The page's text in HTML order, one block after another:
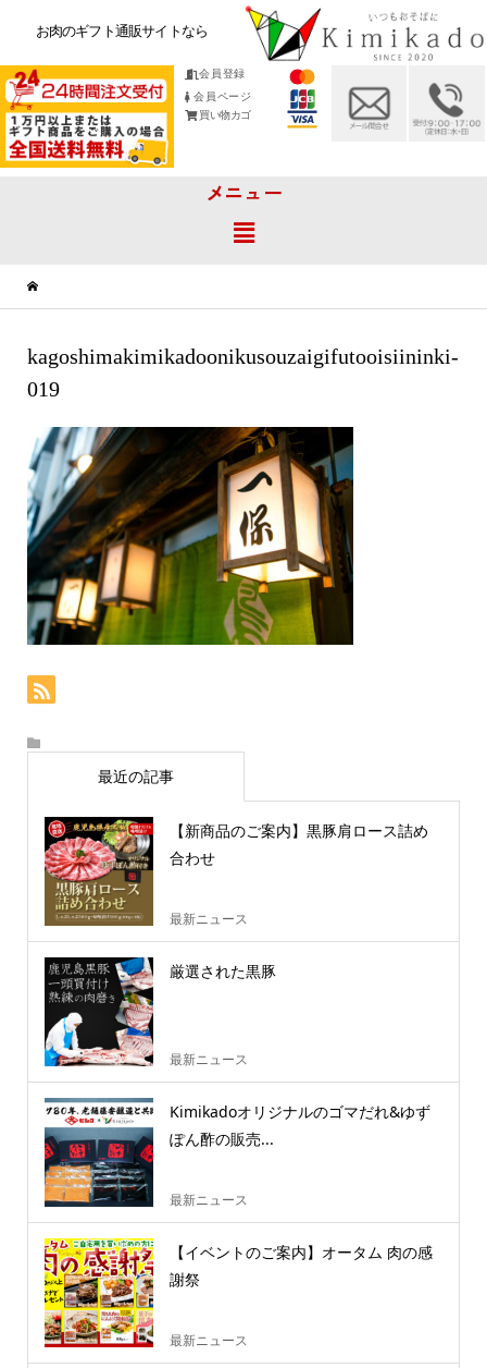
お肉のギフト通販サイトなら
会員登録
会員ページ
買い物カゴ
メニュー
kagoshimakimikadoonikusouzaigifutooisiininki-
019
最近の記事
【新商品のご案内】黒豚肩ロース詰め
合わせ
最新ニュース
厳選された黒豚
最新ニュース
Kimikadoオリジナルのゴマだれ&ゆず
ぽん酢の販売...
最新ニュース
【イベントのご案内】オータム 肉の感
謝祭
最新ニュース